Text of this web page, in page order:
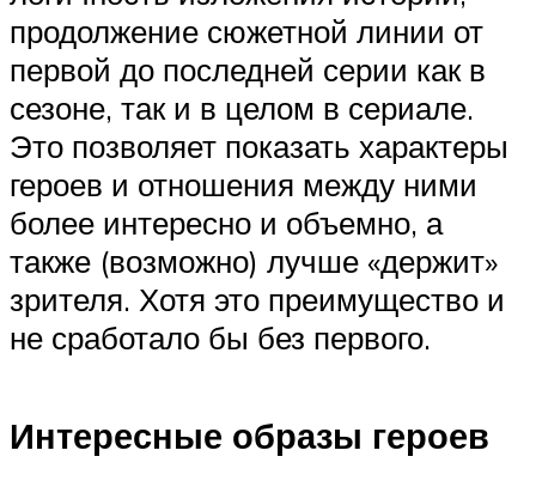
продолжение сюжетной линии от
первой до последней серии как в
сезоне, так и в целом в сериале.
Это позволяет показать характеры
героев и отношения между ними
более интересно и объемно, а
также (возможно) лучше «держит»
зрителя. Хотя это преимущество и
не сработало бы без первого.
Интересные образы героев